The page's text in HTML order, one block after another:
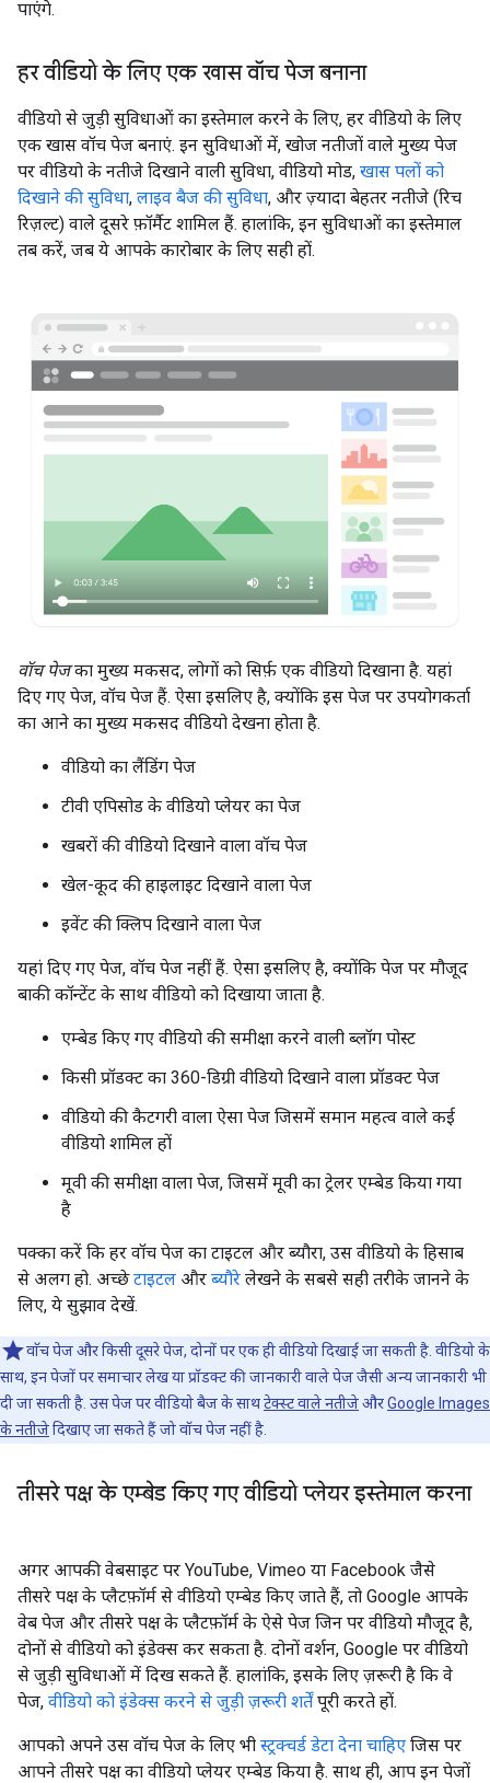
पाएंगे.
हर वीडियो के लिए एक खास वॉच पेज बनाना
वीडियो से जुड़ी सुविधाओं का इस्तेमाल करने के लिए, हर वीडियो के लिए
एक खास वॉच पेज बनाएं. इन सुविधाओं में, खोज नतीजों वाले मुख्य पेज
पर वीडियो के नतीजे दिखाने वाली सुविधा, वीडियो मोड, खास पलों को
दिखाने की सुविधा, लाइव बैज की सुविधा, और ज़्यादा बेहतर नतीजे (रिच
रिज़ल्ट) वाले दूसरे फ़ॉर्मैट शामिल हैं. हालांकि, इन सुविधाओं का इस्तेमाल
तब करें, जब ये आपके कारोबार के लिए सही हों.
वॉच पेजका मुख्य मकसद, लोगों को सिर्फ़ एक वीडियो दिखाना है. यहां
दिए गए पेज, वॉच पेज हैं. ऐसा इसलिए है, क्योंकि इस पेज पर उपयोगकर्ता
का आने का मुख्य मकसद वीडियो देखना होता है.
वीडियो का लैंडिंग पेज
टीवी एपिसोड के वीडियो प्लेयर का पेज
खबरों की वीडियो दिखाने वाला वॉच पेज
खेल-कूद की हाइलाइट दिखाने वाला पेज
इवेंट की क्लिप दिखाने वाला पेज
यहां दिए गए पेज, वॉच पेज नहीं हैं. ऐसा इसलिए है, क्योंकि पेज पर मौजूद
बाकी कॉन्टेंट के साथ वीडियो को दिखाया जाता है.
एम्बेड किए गए वीडियो की समीक्षा करने वाली ब्लॉग पोस्ट
किसी प्रॉडक्ट का 360-डिग्री वीडियो दिखाने वाला प्रॉडक्ट पेज
वीडियो की कैटगरी वाला ऐसा पेज जिसमें समान महत्व वाले कई
वीडियो शामिल हों
मूवी की समीक्षा वाला पेज, जिसमें मूवी का ट्रेलर एम्बेड किया गया
है
पक्का करें कि हर वॉच पेज का टाइटल और ब्यौरा, उस वीडियो के हिसाब
से अलग हो. अच्छेटाइटल और ब्यौरे लेखने के सबसे सही तरीके जानने के
लिए, ये सुझाव देखें.
वाॅच पेज और किसी दूसरे पेज, दोनों पर एक ही वीडियो दिखाई जा सकती है. वीडियो के
साथ, इन पेजों पर समाचार लेख या प्रॉडक्ट की जानकारी वाले पेज जैसी अन्य जानकारी भी
दी जा सकती है. उस पेज पर वीडियो बैज के साथटेक्स्ट वाले नतीजेऔरGoogle Images
के नतीजेदिखाए जा सकते हैं जो वॉच पेज नहीं है.
तीसरे पक्ष के एम्बेड किए गए वीडियो प्लेयर इस्तेमाल करना
अगर आपकी वेबसाइट पर YouTube, Vimeo या Facebook जैसे
तीसरे पक्ष के प्लैटफ़ॉर्म से वीडियो एम्बेड किए जाते हैं, तो Google आपके
वेब पेज और तीसरे पक्ष के प्लैटफ़ॉर्म के ऐसे पेज जिन पर वीडियो मौजूद है,
दोनों से वीडियो को इंडेक्स कर सकता है. दोनों वर्शन, Google पर वीडियो
से जुड़ी सुविधाओं में दिख सकते हैं. हालांकि, इसके लिए ज़रूरी है कि वे
पेज, वीडियो को इंडेक्स करने से जुड़ी ज़रूरी शर्तेंपूरी करते हों.
आपको अपने उस वॉच पेज के लिए भी स्ट्रक्चर्ड डेटा देना चाहिए जिस पर
आपने तीसरे पक्ष का वीडियो प्लेयर एम्बेड किया है. साथ ही, आप इन पेजों